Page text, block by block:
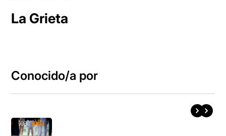
La Grieta
Conocido/a por